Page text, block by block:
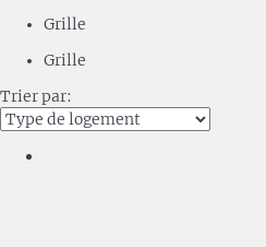
Grille
Grille
Trier par: